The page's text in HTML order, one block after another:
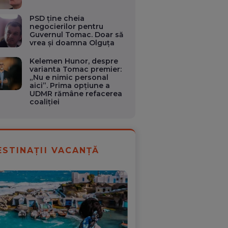
PSD ține cheia
negocierilor pentru
Guvernul Tomac. Doar să
vrea și doamna Olguța
Kelemen Hunor, despre
varianta Tomac premier:
„Nu e nimic personal
aici”. Prima opțiune a
UDMR rămâne refacerea
coaliției
VACANȚĂ